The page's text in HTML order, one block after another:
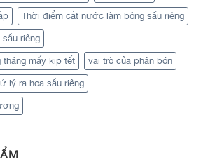
Thời điểm cắt nước làm bông sầu riêng
riêng
mấy kịp tết vai trò của phân bón
lý ra hoa sầu riêng